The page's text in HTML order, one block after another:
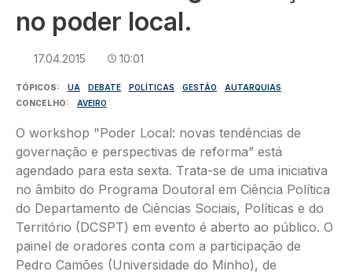
no poder local.
17.04.2015 10:01
TÓPICOS UA DEBATE POLÍTICAS GESTÃO
AUTARQUIAS
CONCELHO
AVEIRO
O workshop "Poder Local: novas tendências de
governação e perspectivas de reforma” está
agendado para esta sexta. Trata-se de uma iniciativa
no âmbito do Programa Doutoral em Ciência Política
do Departamento de Ciências Sociais, Políticas e do
Território (DCSPT) em evento é aberto ao público. O
painel de oradores conta com a participação de
Pedro Camões (Universidade do Minho), de